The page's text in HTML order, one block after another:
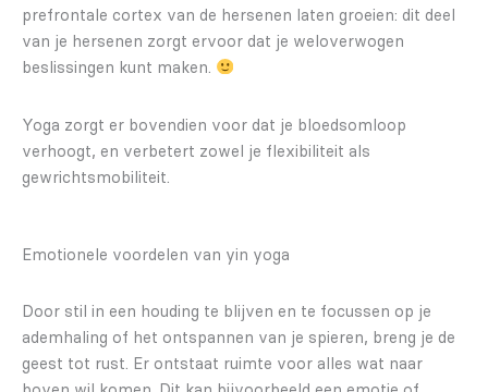
prefrontale cortex van de hersenen laten groeien: dit deel
van je hersenen zorgt ervoor dat je weloverwogen
beslissingen kunt maken.
Yoga zorgt er bovendien voor dat je bloedsomloop
verhoogt, en verbetert zowel je flexibiliteit als
gewrichtsmobiliteit.
Emotionele voordelen van yin yoga
Door stil in een houding te blijven en te focussen op je
ademhaling of het ontspannen van je spieren, breng je de
geest tot rust. Er ontstaat ruimte voor alles wat naar